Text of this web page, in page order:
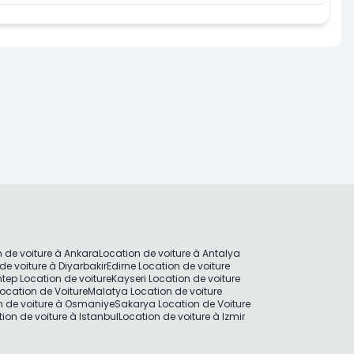
de voiture à AnkaraLocation de voiture à Antalya
voiture à DiyarbakirEdirne Location de voiture
Location de voitureKayseri Location de voiture
de VoitureMalatya Location de voiture
de voiture à OsmaniyeSakarya Location de Voiture
de voiture à IstanbulLocation de voiture à Izmir